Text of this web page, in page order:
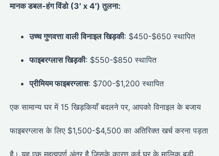
मानक डबल-हंग विंडो (3′ x 4′) तुलना:
उच्च गुणवत्ता वाली विनाइल खिड़की: $450-$650 स्थापित
फाइबरग्लास खिड़की: $550-$850 स्थापित
प्रीमियम फाइबरग्लास: $700-$1,200 स्थापित
एक सामान्य घर में 15 खिड़कियाँ बदलने पर, आपको विनाइल के बजाय
फाइबरग्लास के लिए $1,500-$4,500 का अतिरिक्त खर्च करना पड़ता